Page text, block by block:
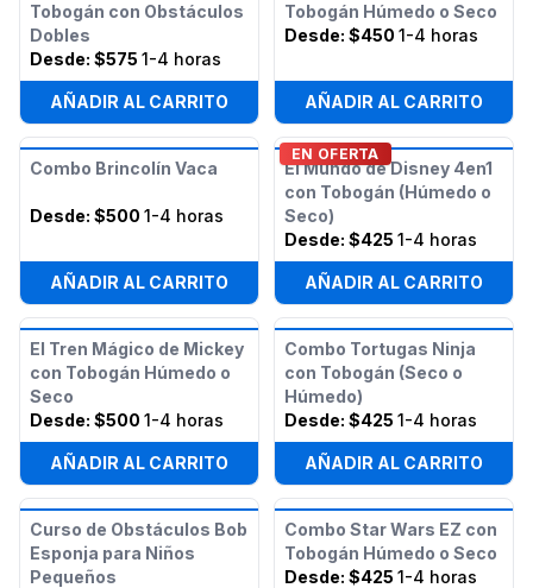
Tobogán con Obstáculos
Dobles
Desde: $575 1-4 horas
AÑADIR AL CARRITO
Tobogán Húmedo o Seco
Desde: $450 1-4 horas
AÑADIR AL CARRITO
Combo Brincolín Vaca
Desde: $500 1-4 horas
AÑADIR AL CARRITO
EN OFERTA
El Mundo de Disney 4en1
con Tobogán (Húmedo o
Seco)
Desde: $425 1-4 horas
AÑADIR AL CARRITO
El Tren Mágico de Mickey
con Tobogán Húmedo o
Seco
Desde: $500 1-4 horas
AÑADIR AL CARRITO
Combo Tortugas Ninja
con Tobogán (Seco o
Húmedo)
Desde: $425 1-4 horas
AÑADIR AL CARRITO
Curso de Obstáculos Bob
Esponja para Niños
Pequeños
Combo Star Wars EZ con
Tobogán Húmedo o Seco
Desde: $425 1-4 horas